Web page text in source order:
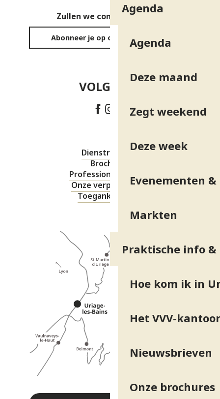
Agenda
Agenda
Deze maand
Zegt weekend
Deze week
Evenementen
Markten
Praktische info
Hoe kom ik in
Het VVV-kantoor
Nieuwsbrieven
Onze brochures
Zullen we contact houden?
Abonneer je op onze nieuwsbrief
VOLG ONS!
Dienstregeling
Brochures
Professionele ruimte
Onze verplichtingen
Toegankelijkheid